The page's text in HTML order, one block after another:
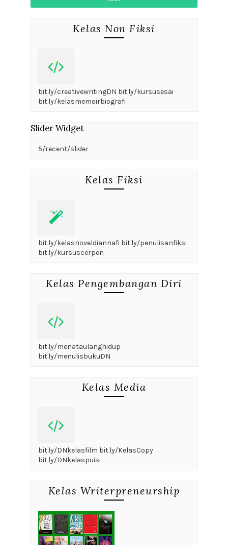
Kelas Non Fiksi
bit.ly/creativewritingDN bit.ly/kursusesai
bit.ly/kelasmemoirbiografi
Slider Widget
5/recent/slider
Kelas Fiksi
bit.ly/kelasnoveldiannafi bit.ly/penulisanfiksi
bit.ly/kursuscerpen
Kelas Pengembangan Diri
bit.ly/menataulanghidup
bit.ly/menulisbukuDN
Kelas Media
bit.ly/DNkelasfilm bit.ly/KelasCopy
bit.ly/DNkelaspuisi
Kelas Writerpreneurship